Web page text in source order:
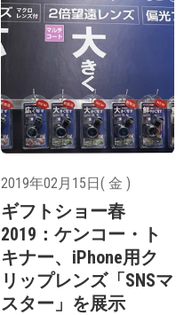
2019年02月15日( 金 )
ギフトショー春
2019：ケンコー・ト
キナー、iPhone用ク
リップレンズ「SNSマ
スター」を展示